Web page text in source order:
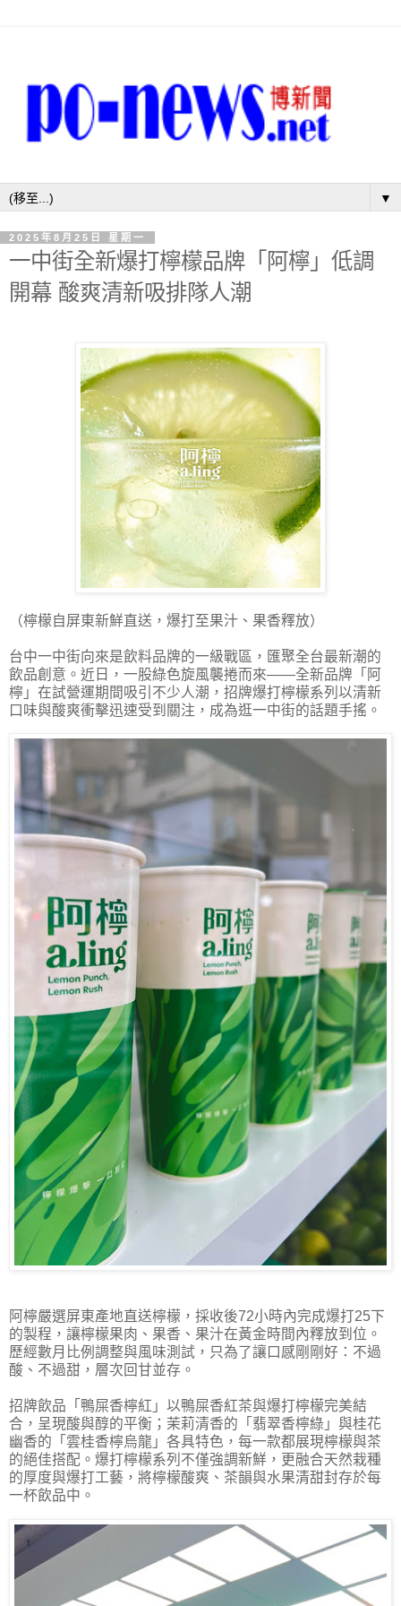
▼
2025年8月25日 星期一
一中街全新爆打檸檬品牌「阿檸」低調
開幕 酸爽清新吸排隊人潮
（檸檬自屏東新鮮直送，爆打至果汁、果香釋放）
台中一中街向來是飲料品牌的一級戰區，匯聚全台最新潮的
飲品創意。近日，一股綠色旋風襲捲而來——全新品牌「阿
檸」在試營運期間吸引不少人潮，招牌爆打檸檬系列以清新
口味與酸爽衝擊迅速受到關注，成為逛一中街的話題手搖。
阿檸嚴選屏東產地直送檸檬，採收後72小時內完成爆打25下
的製程，讓檸檬果肉、果香、果汁在黃金時間內釋放到位。
歷經數月比例調整與風味測試，只為了讓口感剛剛好：不過
酸、不過甜，層次回甘並存。
招牌飲品「鴨屎香檸紅」以鴨屎香紅茶與爆打檸檬完美結
合，呈現酸與醇的平衡；茉莉清香的「翡翠香檸綠」與桂花
幽香的「雲桂香檸烏龍」各具特色，每一款都展現檸檬與茶
的絕佳搭配。爆打檸檬系列不僅強調新鮮，更融合天然栽種
的厚度與爆打工藝，將檸檬酸爽、茶韻與水果清甜封存於每
一杯飲品中。